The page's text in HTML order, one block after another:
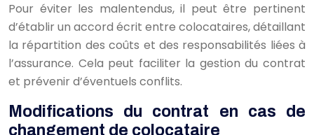
Pour éviter les malentendus, il peut être pertinent
d’établir un accord écrit entre colocataires, détaillant
la répartition des coûts et des responsabilités liées à
l’assurance. Cela peut faciliter la gestion du contrat
et prévenir d’éventuels conflits.
Modifications du contrat en cas de
changement de colocataire